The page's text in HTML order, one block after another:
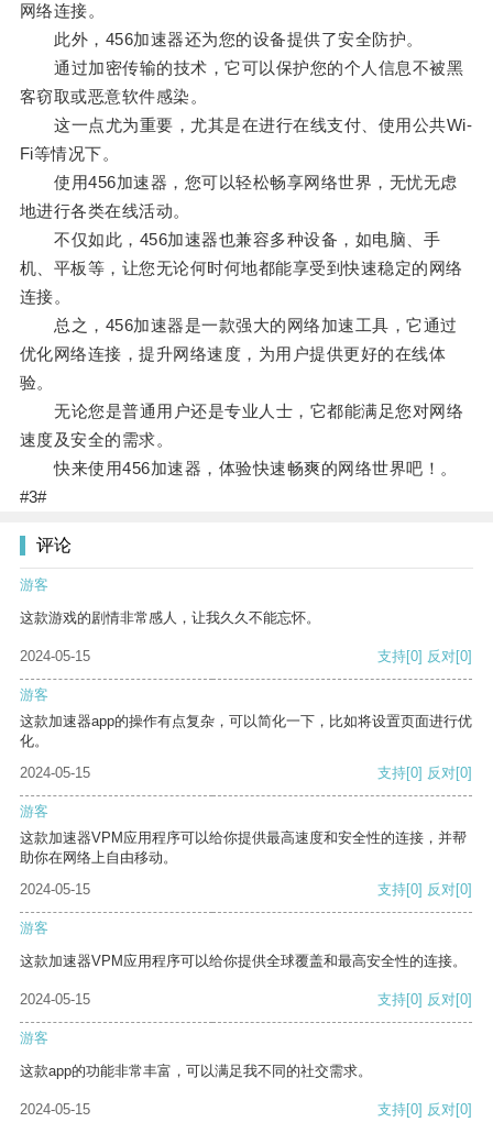
网络连接。
此外，456加速器还为您的设备提供了安全防护。
通过加密传输的技术，它可以保护您的个人信息不被黑
客窃取或恶意软件感染。
这一点尤为重要，尤其是在进行在线支付、使用公共Wi-
Fi等情况下。
使用456加速器，您可以轻松畅享网络世界，无忧无虑
地进行各类在线活动。
不仅如此，456加速器也兼容多种设备，如电脑、手
机、平板等，让您无论何时何地都能享受到快速稳定的网络
连接。
总之，456加速器是一款强大的网络加速工具，它通过
优化网络连接，提升网络速度，为用户提供更好的在线体
验。
无论您是普通用户还是专业人士，它都能满足您对网络
速度及安全的需求。
快来使用456加速器，体验快速畅爽的网络世界吧！。
#3#
评论
游客
这款游戏的剧情非常感人，让我久久不能忘怀。
2024-05-15 支持[0] 反对[0]
游客
这款加速器app的操作有点复杂，可以简化一下，比如将设置页面进行优
化。
2024-05-15
支持[0] 反对[0]
游客
这款加速器VPM应用程序可以给你提供最高速度和安全性的连接，并帮
助你在网络上自由移动。
2024-05-15
支持[0] 反对[0]
游客
这款加速器VPM应用程序可以给你提供全球覆盖和最高安全性的连接。
2024-05-15 支持[0] 反对[0]
游客
这款app的功能非常丰富，可以满足我不同的社交需求。
2024-05-15 支持[0] 反对[0]